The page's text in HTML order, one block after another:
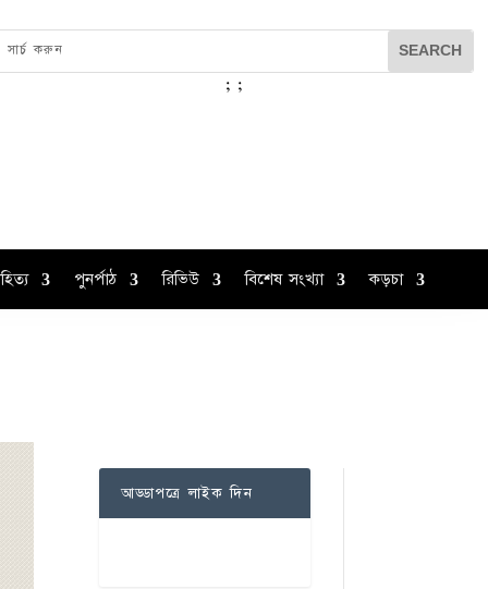
; ;
পুনর্পাঠ রিভিউ বিশেষ সংখ্যা কড়চা
আড্ডাপত্রে লাইক দিন